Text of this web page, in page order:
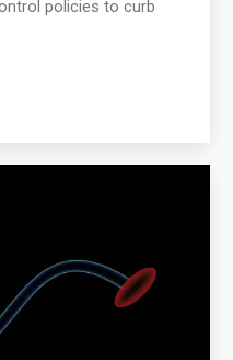
policies to curb